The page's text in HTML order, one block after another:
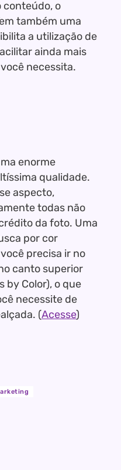
conteúdo, o
também uma
a utilização de
ainda mais
necessita.
enorme
qualidade.
aspecto,
todas não
da foto. Uma
por cor
precisa ir no
canto superior
by Color), o que
necessite de
(Acesse)